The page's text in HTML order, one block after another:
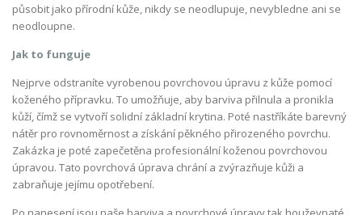
působit jako přírodní kůže, nikdy se neodlupuje, nevybledne ani se
neodloupne.
Jak to funguje
Nejprve odstraníte vyrobenou povrchovou úpravu z kůže pomocí
koženého přípravku. To umožňuje, aby barviva přilnula a pronikla
kůží, čímž se vytvoří solidní základní krytina. Poté nastříkáte barevný
nátěr pro rovnoměrnost a získání pěkného přirozeného povrchu.
Zakázka je poté zapečetěna profesionální koženou povrchovou
úpravou. Tato povrchová úprava chrání a zvýrazňuje kůži a
zabraňuje jejímu opotřebení.